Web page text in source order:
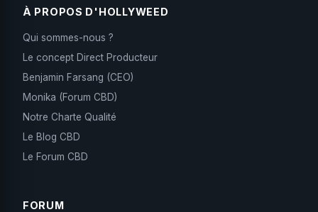
À PROPOS D'HOLLYWEED
Qui sommes-nous ?
Le concept Direct Producteur
Benjamin Farsang (CEO)
Monika (Forum CBD)
Notre Charte Qualité
Le Blog CBD
Le Forum CBD
FORUM